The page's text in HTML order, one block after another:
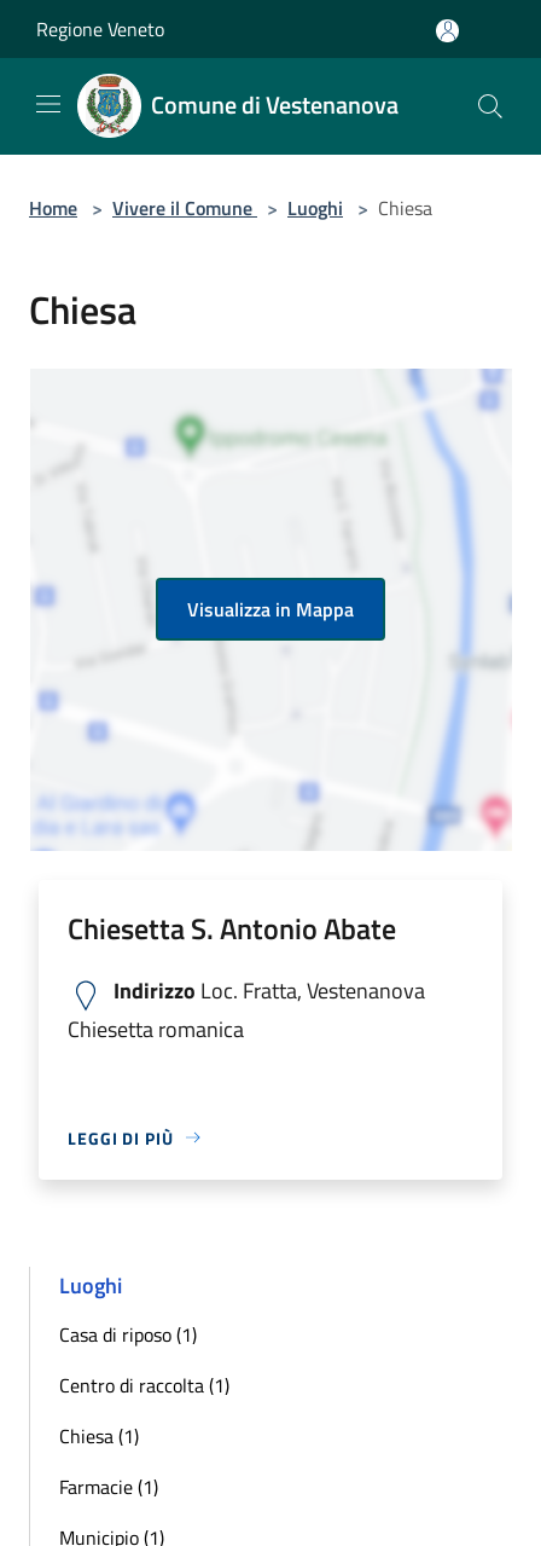
Regione Veneto
Comune di Vestenanova
Home > Vivere il Comune > Luoghi > Chiesa
Chiesa
Visualizza in Mappa
Chiesetta S. Antonio Abate
Indirizzo Loc. Fratta, Vestenanova
Chiesetta romanica
LEGGI DI PIÙ
Luoghi
Casa di riposo (1)
Centro di raccolta (1)
Chiesa (1)
Farmacie (1)
Municipio (1)